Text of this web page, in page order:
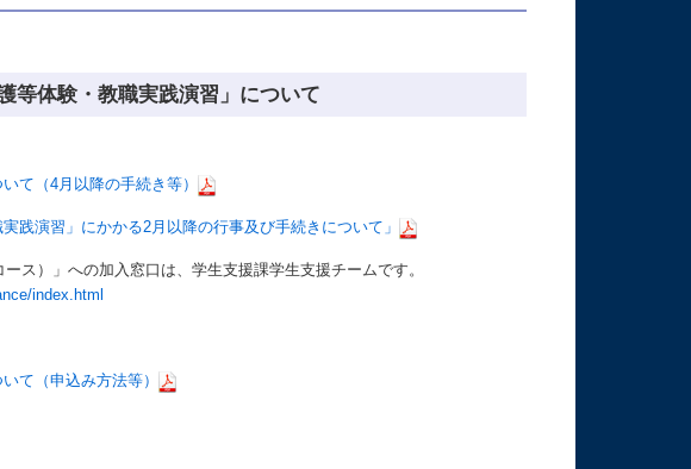
等体験・教職実践演習」について
て（4月以降の手続き等）
践演習」にかかる2月以降の行事及び手続きについて」
）」への加入窓口は、学生支援課学生支援チームです。
index.html
て（申込み方法等）